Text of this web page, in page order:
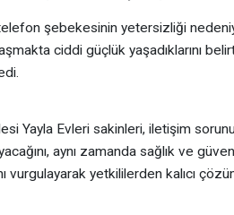
şebekesinin yetersizliği
ciddi güçlük yaşadıklarını
Yayla Evleri sakinleri, iletişim
aynı zamanda sağlık ve
vurgulayarak yetkililerden kalıcı